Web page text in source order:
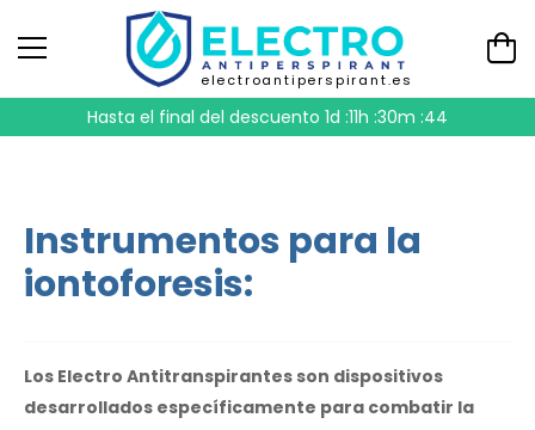
electroantiperspirant.es
Hasta el final del descuento1d :11h :30m :43
Instrumentos para la
iontoforesis:
Los Electro Antitranspirantes son dispositivos
desarrollados específicamente para combatir la